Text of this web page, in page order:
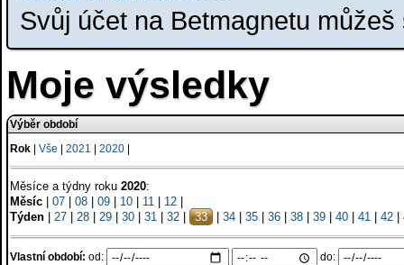
Svůj účet na Betmagnetu
Moje výsledky
Výběr období
Rok
Vše 2021 2020
Měsíce a týdny roku 2020:
Měsíc
07 08 09 10 11 12
Týden
27 28 29 30 31 32 33 34 35 36 38 39 40 41 42
Vlastní období: od: do: